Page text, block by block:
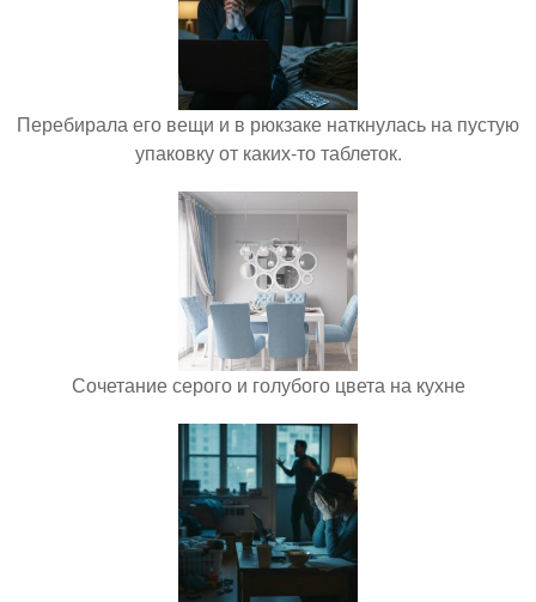
Перебирала его вещи и в рюкзаке наткнулась на пустую
упаковку от каких-то таблеток.
Сочетание серого и голубого цвета на кухне